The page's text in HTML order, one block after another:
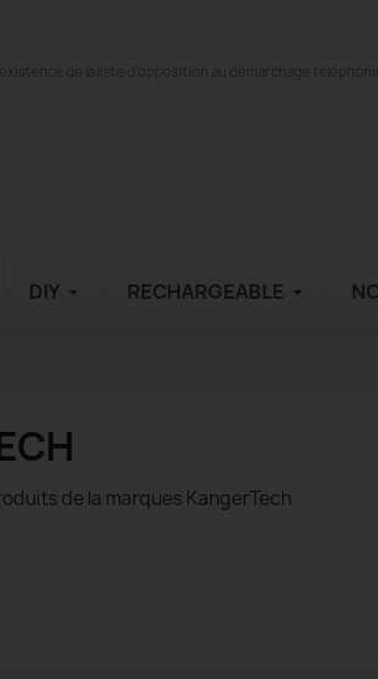
de la liste d'opposition au démarchage
DIY RECHARGEABLE
de la marques KangerTech